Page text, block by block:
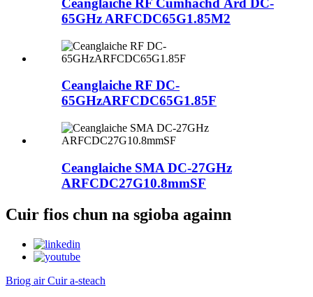
Ceanglaiche RF Cumhachd Àrd DC-
65GHz ARFCDC65G1.85M2
Ceanglaiche RF DC-
65GHzARFCDC65G1.85F
Ceanglaiche SMA DC-27GHz
ARFCDC27G10.8mmSF
Cuir fios chun na sgioba againn
Briog air Cuir a-steach